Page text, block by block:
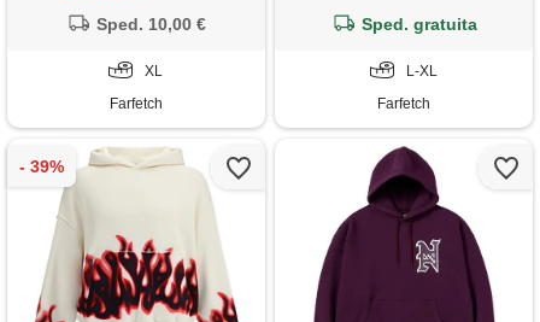
Sped. 10,00 €
XL
Farfetch
Sped. gratuita
L-XL
Farfetch